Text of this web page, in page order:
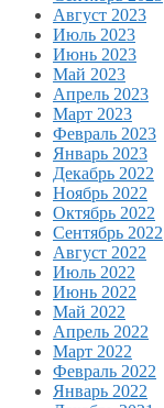
Август 2023
Июль 2023
Июнь 2023
Май 2023
Апрель 2023
Март 2023
Февраль 2023
Январь 2023
Декабрь 2022
Ноябрь 2022
Октябрь 2022
Сентябрь 2022
Август 2022
Июль 2022
Июнь 2022
Май 2022
Апрель 2022
Март 2022
Февраль 2022
Январь 2022